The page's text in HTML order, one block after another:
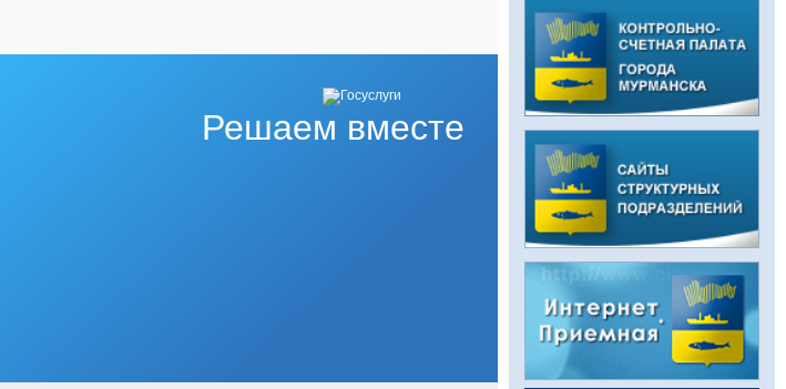
Решаем вместе